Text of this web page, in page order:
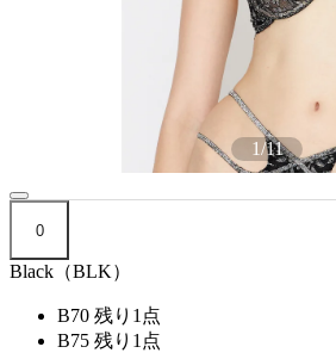
1/11
0
Black（BLK）
B70 残り1点
B75 残り1点